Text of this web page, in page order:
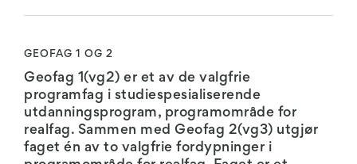
faget
én
av
to
valgfrie
fordypninger
1:
etter
å
beskrive
naturen
empirisk
GEOFAG 1 OG 2
Geofag 1(vg2) er et av de valgfrie
programfag i studiespesialiserende
utdanningsprogram, programområde for
realfag. Sammen med Geofag 2(vg3) utgjør
faget én av to valgfrie fordypninger i